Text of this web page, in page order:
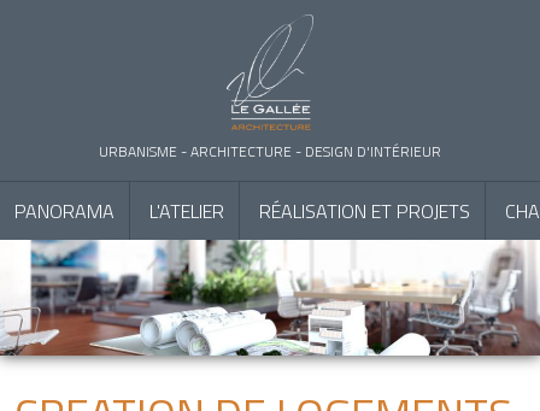
URBANISME - ARCHITECTURE - DESIGN D'INTÉRIEUR
MENU
PANORAMA L'ATELIER RÉALISATION ET PROJETS
OLIVIER
LE
GALLÉE
ARCHITECTE
DPLG